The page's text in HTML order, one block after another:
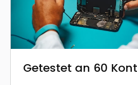
Getestet an 60